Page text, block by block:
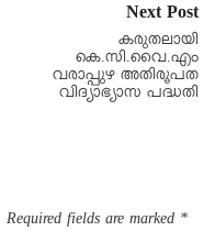
Next Post
കരുതലായി
കെ.സി.വൈ.എം
വരാപ്പുഴ അതിരൂപത
വിദ്യാഭ്യാസ പദ്ധതി
Required fields are marked *